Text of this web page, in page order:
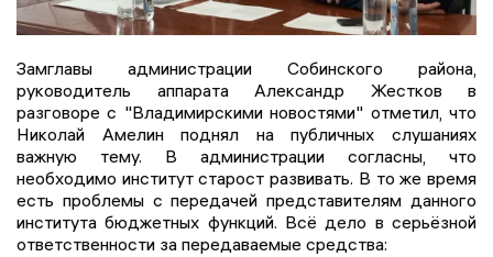
Замглавы администрации Собинского района,
руководитель аппарата Александр Жестков в
разговоре с "Владимирскими новостями" отметил, что
Николай Амелин поднял на публичных слушаниях
важную тему. В администрации согласны, что
необходимо институт старост развивать. В то же время
есть проблемы с передачей представителям данного
института бюджетных функций. Всё дело в серьёзной
ответственности за передаваемые средства: